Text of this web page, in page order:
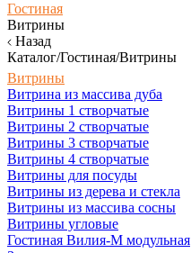
Гостиная
Витрины
Назад
Каталог/Гостиная/Витрины
Витрины
Витрина из массива дуба
Витрины 1 створчатые
Витрины 2 створчатые
Витрины 3 створчатые
Витрины 4 створчатые
Витрины для посуды
Витрины из дерева и стекла
Витрины из массива сосны
Витрины угловые
Гостиная Вилия-М модульная